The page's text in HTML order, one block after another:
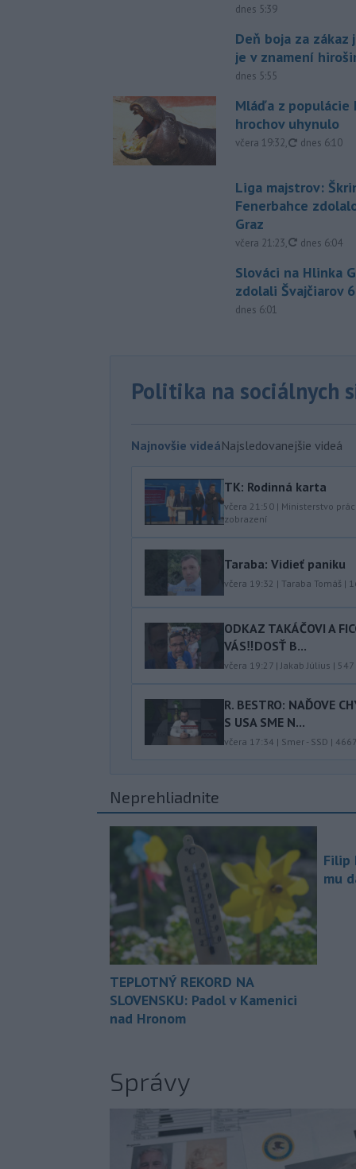
dnes 5:39
Deň boja za zákaz
je v znamení
dnes 5:55
Mláďa z populácie
hrochov uhynulo
včera 19:32, aktualizované
dnes 6:10
Liga majstrov:
Fenerbahce
Graz
včera 21:23, aktualizované
dnes 6:04
Slováci na Hlinka
zdolali Švajčiarov
dnes 6:01
Politika na sociálnych
Najnovšie videáNajsledovanejšie videá
TK: Rodinná karta
včera 21:50 | Ministerstvo
zobrazení
Taraba: Vidieť paniku
včera 19:32 | Taraba Tomáš |
ODKAZ TAKÁČOVI A
VÁS‼️DOSŤ B...
včera 19:27 | Jakab Július | 547
R. BESTRO: NAĎOVE
S USA SME N...
včera 17:34 | Smer - SSD | 4667
Neprehliadnite
TEPLOTNÝ REKORD NA
SLOVENSKU: Padol v Kamenici
nad Hronom
Filip
mu
Správy